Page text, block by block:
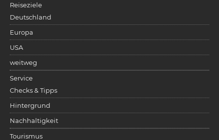
Reiseziele
Deutschland
Europa
USA
weitweg
Service
Checks & Tipps
Hintergrund
Nachhaltigkeit
Tourismus